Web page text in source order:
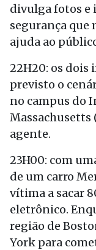
divulga fotos e
segurança que
ajuda ao
22H20: os dois
previsto o
no campus do
Massachusetts
agente.
23H00: com
de um carro
vítima a sacar
eletrônico.
região de
York para